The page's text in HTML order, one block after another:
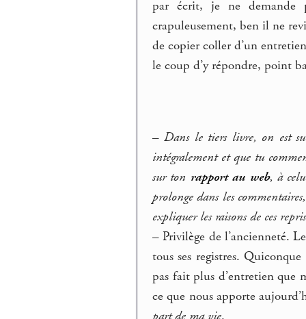
par écrit, je ne demande
crapuleusement, ben il ne
de copier coller d’un
le coup d’y répondre, point
– Dans le tiers livre, on est
intégralement et que tu
sur ton rapport au web, à
prolonge dans les
expliquer les raisons de ces
– Privilège de l’ancienneté.
tous ses registres.
pas fait plus d’entretien que
ce que nous apporte